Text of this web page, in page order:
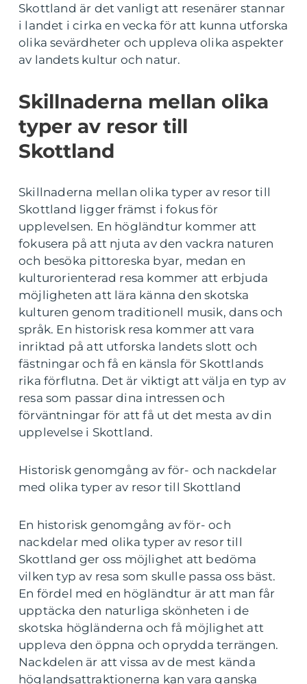
Skottland är det vanligt att resenärer stannar
i landet i cirka en vecka för att kunna utforska
olika sevärdheter och uppleva olika aspekter
av landets kultur och natur.
Skillnaderna mellan olika
typer av resor till
Skottland
Skillnaderna mellan olika typer av resor till
Skottland ligger främst i fokus för
upplevelsen. En högländtur kommer att
fokusera på att njuta av den vackra naturen
och besöka pittoreska byar, medan en
kulturorienterad resa kommer att erbjuda
möjligheten att lära känna den skotska
kulturen genom traditionell musik, dans och
språk. En historisk resa kommer att vara
inriktad på att utforska landets slott och
fästningar och få en känsla för Skottlands
rika förflutna. Det är viktigt att välja en typ av
resa som passar dina intressen och
förväntningar för att få ut det mesta av din
upplevelse i Skottland.
Historisk genomgång av för- och nackdelar
med olika typer av resor till Skottland
En historisk genomgång av för- och
nackdelar med olika typer av resor till
Skottland ger oss möjlighet att bedöma
vilken typ av resa som skulle passa oss bäst.
En fördel med en högländtur är att man får
upptäcka den naturliga skönheten i de
skotska högländerna och få möjlighet att
uppleva den öppna och oprydda terrängen.
Nackdelen är att vissa av de mest kända
höglandsattraktionerna kan vara ganska